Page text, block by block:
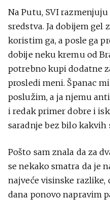
Na Putu, SVI
sredstva. Ja dobijem gel
koristim ga, a posle ga
dobije neku kremu od
potrebno kupi dodatne
prosledi meni. Španac
poslužim, a ja njemu
i redak primer dobre i
saradnje bez bilo
Pošto sam znala da za
se nekako smatra da je
najveće visinske razlike,
dana ponovo napravim